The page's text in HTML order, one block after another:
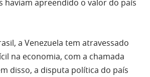
haviam apreendido o valor do país
a Venezuela tem atravessado
na economia, com a chamada
disso, a disputa política do país